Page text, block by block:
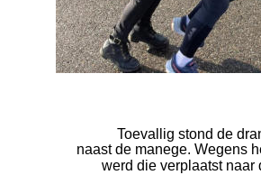
Toevallig stond de
naast de manege. Wegens
werd die verplaatst naar